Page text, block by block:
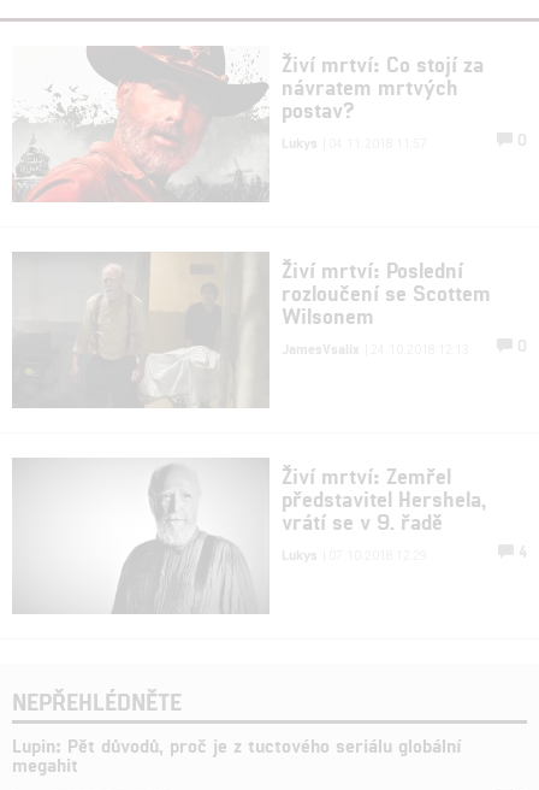
Živí mrtví: Co stojí za
návratem mrtvých
postav?
Lukys 0
Živí mrtví: Poslední
rozloučení se Scottem
Wilsonem
JamesVsalix 0
Živí mrtví: Zemřel
představitel Hershela,
vrátí se v 9. řadě
Lukys 4
NEPŘEHLÉDNĚTE
Lupin: Pět důvodů, proč je z tuctového seriálu globální
megahit